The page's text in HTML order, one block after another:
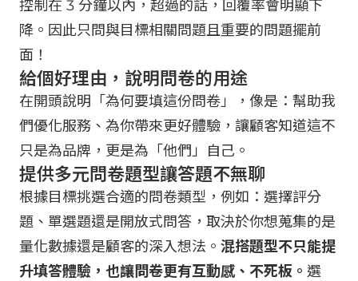
控制在 3 分鐘以內，超過的話，回覆率會明顯下
降。因此只問與目標相關問題且重要的問題擺前
面！
給個好理由，說明問卷的用途
在開頭說明「為何要填這份問卷」，像是：幫助我
們優化服務、為你帶來更好體驗，讓顧客知道這不
只是為品牌，更是為「他們」自己。
提供多元問卷題型讓答題不無聊
根據目標挑選合適的問卷類型，例如：選擇評分
題、單選題還是開放式問答，取決於你想蒐集的是
量化數據還是顧客的深入想法。 混搭題型不只能提
升填答體驗，也讓問卷更有互動感、不死板。 選